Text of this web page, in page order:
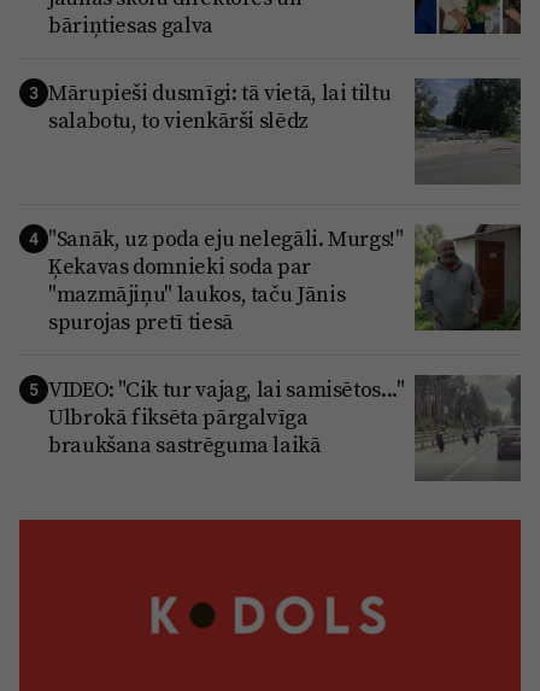
bāriņtiesas galva
3 Mārupieši dusmīgi: tā vietā, lai tiltu
salabotu, to vienkārši slēdz
4 "Sanāk, uz poda eju nelegāli. Murgs!"
Ķekavas domnieki soda par
"mazmājiņu" laukos, taču Jānis
spurojas pretī tiesā
5 VIDEO: "Cik tur vajag, lai samisētos..."
Ulbrokā fiksēta pārgalvīga
braukšana sastrēguma laikā